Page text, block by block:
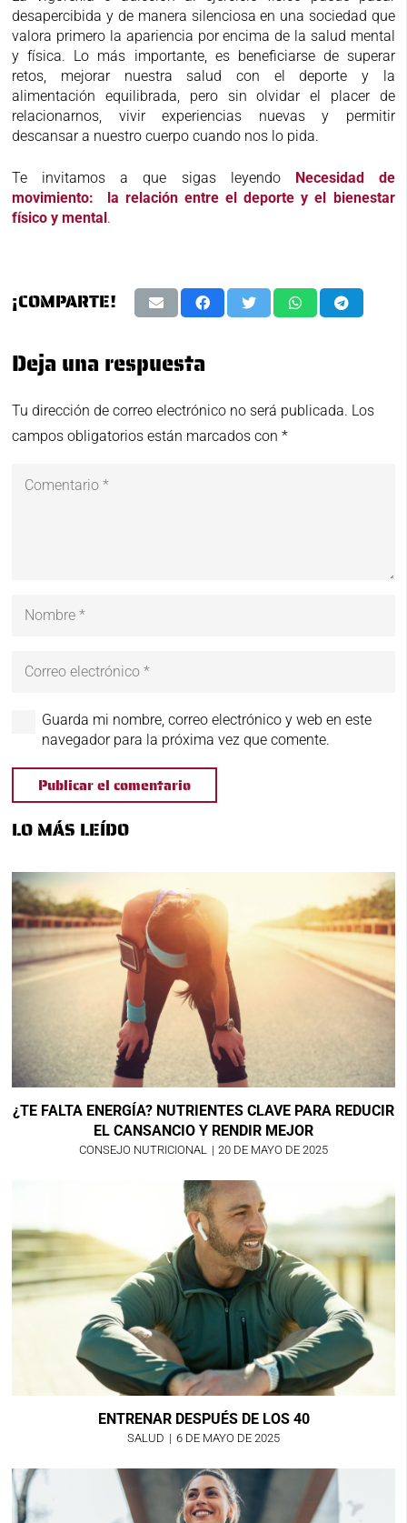
desapercibida y de manera silenciosa en una sociedad que
valora primero la apariencia por encima de la salud mental
y física. Lo más importante, es beneficiarse de superar
retos, mejorar nuestra salud con el deporte y la
alimentación equilibrada, pero sin olvidar el placer de
relacionarnos, vivir experiencias nuevas y permitir
descansar a nuestro cuerpo cuando nos lo pida.
Te invitamos a que sigas leyendo Necesidad de
movimiento: la relación entre el deporte y el bienestar
físico y mental.
¡COMPARTE!
Deja una respuesta
Tu dirección de correo electrónico no será publicada. Los
campos obligatorios están marcados con*
Guarda mi nombre, correo electrónico y web en este
navegador para la próxima vez que comente.
Publicar el comentario
LO MÁS LEÍDO
¿TE FALTA ENERGÍA? NUTRIENTES CLAVE PARA REDUCIR
EL CANSANCIO Y RENDIR MEJOR
CONSEJO NUTRICIONAL | 20 DE MAYO DE 2025
ENTRENAR DESPUÉS DE LOS 40
SALUD | 6 DE MAYO DE 2025